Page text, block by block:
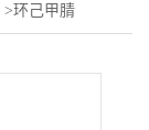
>环己甲腈